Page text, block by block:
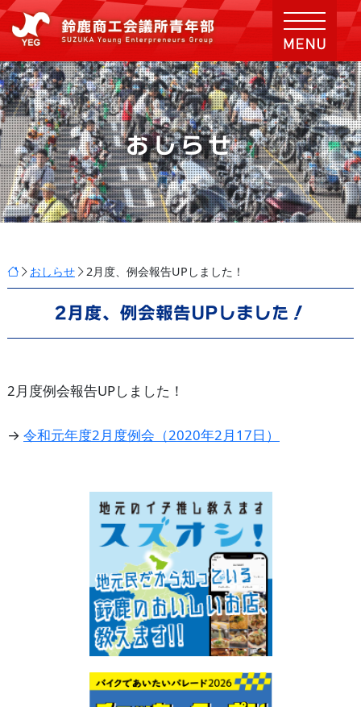
おしらせ
おしらせ 2月度、例会報告UPしました！
2月度、例会報告UPしました！
2月度例会報告UPしました！
→ 令和元年度2月度例会（2020年2月17日）